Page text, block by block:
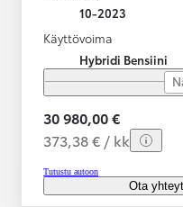
10-2023
Käyttövoima
Hybridi Bensiini
30 980,00 €
373,38 € / kk
Tutustu autoon
Ota